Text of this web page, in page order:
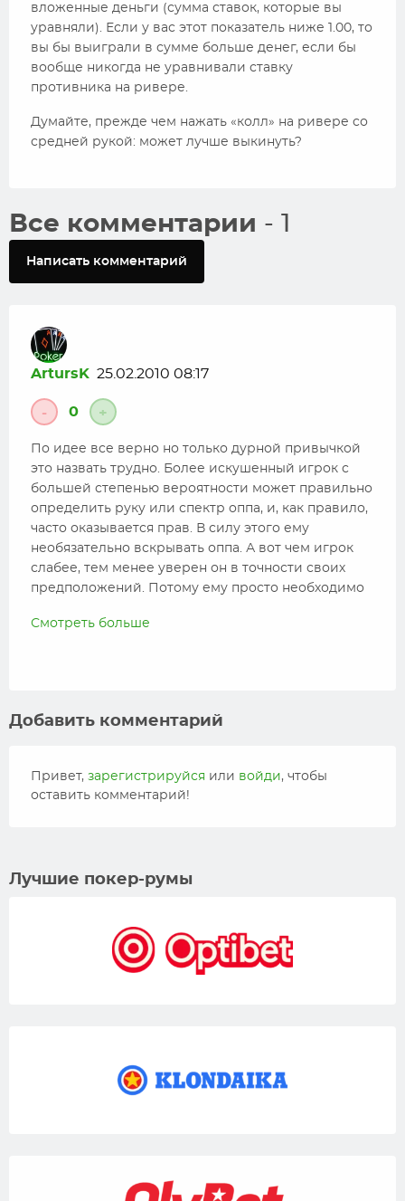
вложенные деньги (сумма ставок, которые вы
уравняли). Если у вас этот показатель ниже 1.00, то
вы бы выиграли в сумме больше денег, если бы
вообще никогда не уравнивали ставку
противника на ривере.
Думайте, прежде чем нажать «колл» на ривере со
средней рукой: может лучше выкинуть?
Все комментарии - 1
Написать комментарий
ArtursK 25.02.2010 08:17
- 0 +
По идее все верно но только дурной привычкой
это назвать трудно. Более искушенный игрок с
большей степенью вероятности может правильно
определить руку или спектр оппа, и, как правило,
часто оказывается прав. В силу этого ему
необязательно вскрывать оппа. А вот чем игрок
слабее, тем менее уверен он в точности своих
предположений. Потому ему просто необходимо
А потом анализировать. Тогда дело пойдет.
Смотреть больше
Добавить комментарий
Привет, зарегистрируйся или войди, чтобы
оставить комментарий!
Лучшие покер-румы